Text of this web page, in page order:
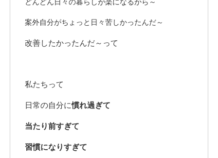
どんどん日々の暮らしが楽になるから～
案外自分がちょっと日々苦しかったんだ～
改善したかったんだ～って
私たちって
日常の自分に慣れ過ぎて
当たり前すぎて
習慣になりすぎて